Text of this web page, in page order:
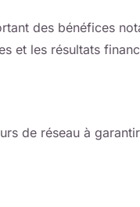
des bénéfices
et les résultats
de réseau à